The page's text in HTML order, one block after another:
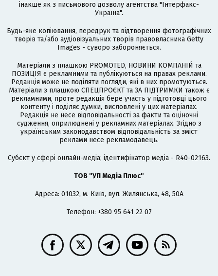
інакше як з письмового дозволу агентства "Інтерфакс-
Україна".
Будь-яке копіювання, передрук та відтворення фотографічних
творів та/або аудіовізуальних творів правовласника Getty
Images - суворо забороняється.
Матеріали з плашкою PROMOTED, НОВИНИ КОМПАНІЙ та
ПОЗИЦІЯ є рекламними та публікуються на правах реклами.
Редакція може не поділяти погляди, які в них промотуються.
Матеріали з плашкою СПЕЦПРОЄКТ та ЗА ПІДТРИМКИ також є
рекламними, проте редакція бере участь у підготовці цього
контенту і поділяє думки, висловлені у цих матеріалах.
Редакція не несе відповідальності за факти та оціночні
судження, оприлюднені у рекламних матеріалах. Згідно з
українським законодавством відповідальність за зміст
реклами несе рекламодавець.
Cубєкт у сфері онлайн-медіа; ідентифікатор медіа - R40-02163.
ТОВ "УП Медіа Плюс"
Адреса: 01032, м. Київ, вул. Жилянська, 48, 50А
Телефон: +380 95 641 22 07